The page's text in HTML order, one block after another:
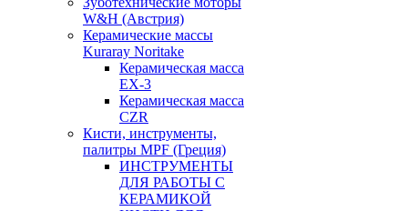
W&H (Австрия)
Керамические массы
Kuraray Noritake
Керамическая масса
EX-3
Керамическая масса
CZR
Кисти, инструменты,
палитры MPF (Греция)
ИНСТРУМЕНТЫ
ДЛЯ РАБОТЫ С
КЕРАМИКОЙ